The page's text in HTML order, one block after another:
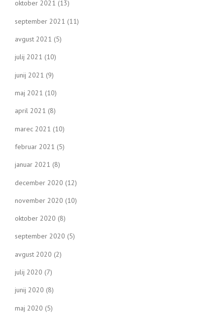
oktober 2021 (13)
september 2021 (11)
avgust 2021 (5)
julij 2021 (10)
junij 2021 (9)
maj 2021 (10)
april 2021 (8)
marec 2021 (10)
februar 2021 (5)
januar 2021 (8)
december 2020 (12)
november 2020 (10)
oktober 2020 (8)
september 2020 (5)
avgust 2020 (2)
julij 2020 (7)
junij 2020 (8)
maj 2020 (5)